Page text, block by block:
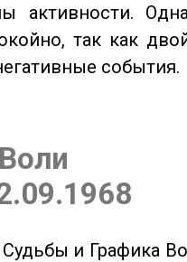
активности.
так как
события.
и Графика